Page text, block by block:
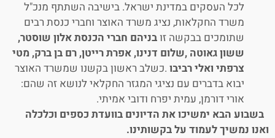
לכל העסקים במדינת ישראל. בישיבה השתתף מנכ"ל
משרד החקלאות, נציג משרד האוצר וחברי כנסת רבים
שתומכים בבקשה זו בניהם חברי הכנסת אלון שוסטר,
ששון גאוטה ,שלום דנינו, אפרת רייטן, רם בן ברק, מטי
צרפתי ואלי רביבו .כשלב ראשון בקשנו שמשרד האוצר
יבוא בדברים עם נציגי המגזר החקלאי לנושא זה שהם:
אורי דורמן, עמית יפרח ודובי אמיתי.
בשבוע הבא ימשיכו את הדיונים בוועדת כספים וכלכלה
ואנו נמשיך לעמוד על בקשותינו.